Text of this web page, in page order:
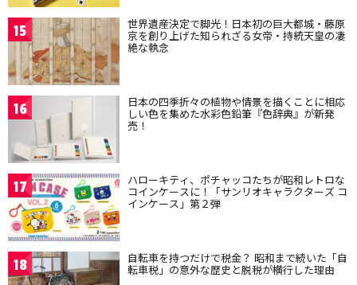
15 世界遺産決定で脚光！日本初の巨大都城・藤原
京を創り上げた知られざる女帝・持統天皇の凄
絶な執念
16 日本の四季折々の植物や情景を描くことに相応
しい色を集めた水彩色鉛筆『色辞典』が新発
売！
17 ハローキティ、ポチャッコたちが昭和レトロな
コインケースに！「サンリオキャラクターズ コ
インケース」第２弾
18 自転車を持つだけで税金？ 昭和まで続いた「自
転車税」の意外な歴史と脱税が横行した理由